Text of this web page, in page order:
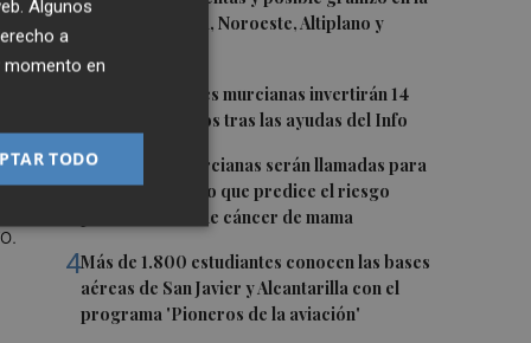
Vega del Segura, Noroeste, Altiplano y
Más de 90 pymes murcianas invertirán 14
millones de euros tras las ayudas del Info
3Más de 300 murcianas serán llamadas para
el primer estudio que predice el riesgo
personalizado de cáncer de mama
4Más de 1.800 estudiantes conocen las bases
aéreas de San Javier y Alcantarilla con el
programa 'Pioneros de la aviación'
Algunos
a
momento en
TODO